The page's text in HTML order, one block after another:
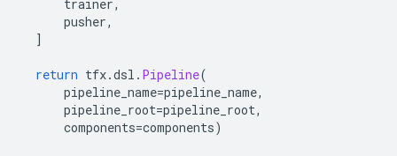
trainer,
pusher,
]
return tfx.dsl . Pipeline(
pipeline_name=pipeline_name,
pipeline_root=pipeline_root,
components=components)